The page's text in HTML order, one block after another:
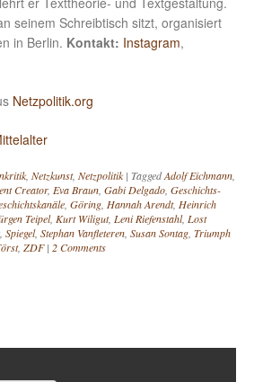
seinem Schreibtisch sitzt, organisiert
in Berlin. Kontakt: Instagram,
Netzpolitik.org
, Netzkunst, Netzpolitik | TaggedAdolf Eichmann,
Creator, Eva Braun, Gabi Delgado, Geschichts-
, Göring, Hannah Arendt, Heinrich
Teipel, Kurt Wiligut, Leni Riefenstahl, Lost
, Spiegel, Stephan Vanfleteren, Susan Sontag, Triumph
, ZDF | 2 Comments